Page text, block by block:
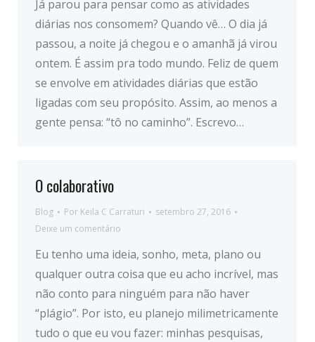
Já parou para pensar como as atividades
diárias nos consomem? Quando vê… O dia já
passou, a noite já chegou e o amanhã já virou
ontem. É assim pra todo mundo. Feliz de quem
se envolve em atividades diárias que estão
ligadas com seu propósito. Assim, ao menos a
gente pensa: “tô no caminho”. Escrevo…
O colaborativo
Blog Por Keila C Carraturi
setembro 27, 2016
Deixe um comentário
Eu tenho uma ideia, sonho, meta, plano ou
qualquer outra coisa que eu acho incrível, mas
não conto para ninguém para não haver
“plágio”. Por isto, eu planejo milimetricamente
tudo o que eu vou fazer: minhas pesquisas,